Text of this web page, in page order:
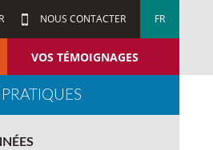
NOUS CONTACTER FR
VOS TÉMOIGNAGES
PRATIQUES